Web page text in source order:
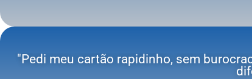
"Pedi meu cartão rapidinho, sem